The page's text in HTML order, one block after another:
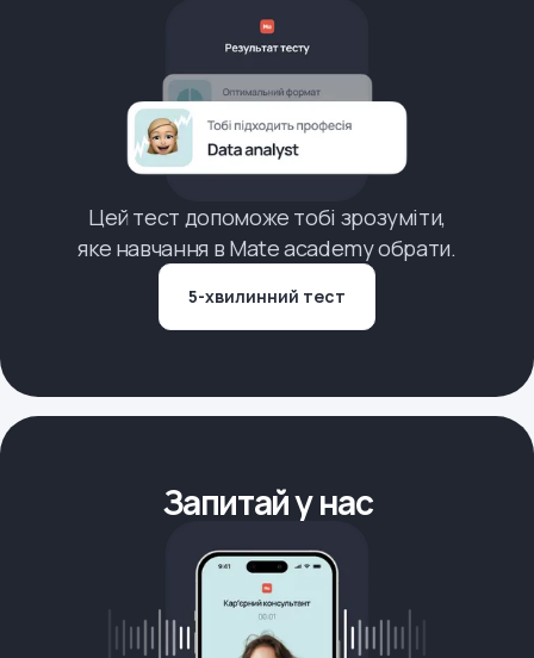
Цей тест допоможе тобі зрозуміти,
яке навчання в Mate academy обрати.
5-хвилинний тест
Запитай у нас